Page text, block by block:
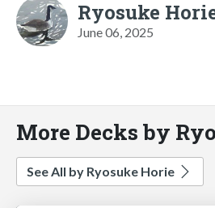
Ryosuke
June 06, 2025
More Decks by
See All by Ryosuke Horie